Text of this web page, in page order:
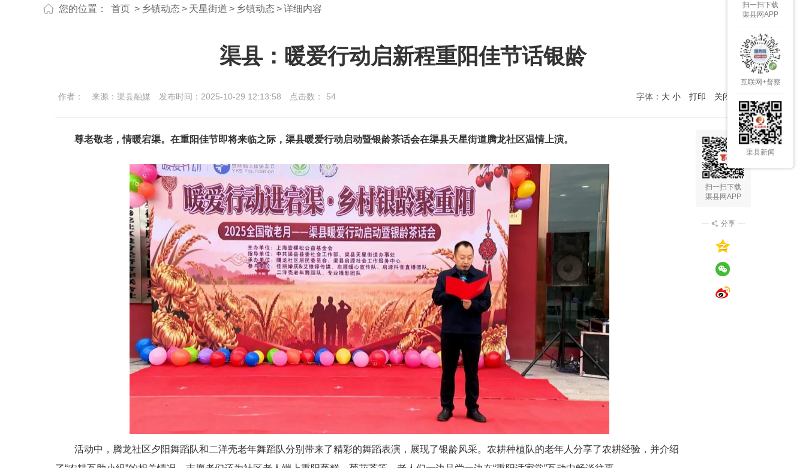
您的位置： 首页 > 乡镇动态> 天星街道 > 乡镇动态>详细内容
渠县：暖爱行动启新程重阳佳节话银龄
字体： 大 小 打印 关闭本页
作者： 来源：渠县融媒 发布时间：2025-10-29 12:13:58 点击数： 54
扫一扫下载
渠县网APP
分享
尊老敬老，情暖宕渠。在重阳佳节即将来临之际，渠县暖爱行动启动暨银龄茶话会在渠县天星街道腾龙社区温情上演。
活动中，腾龙社区夕阳舞蹈队和二洋壳老年舞蹈队分别带来了精彩的舞蹈表演，展现了银龄风采。 农耕种植队的老年人分享了农耕经验，并介绍
扫一扫下载
渠县网APP
互联网+督察
渠县新闻